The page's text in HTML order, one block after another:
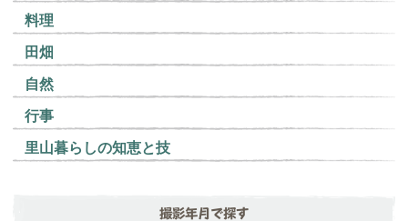
料理
田畑
自然
行事
里山暮らしの知恵と技
撮影年月で探す